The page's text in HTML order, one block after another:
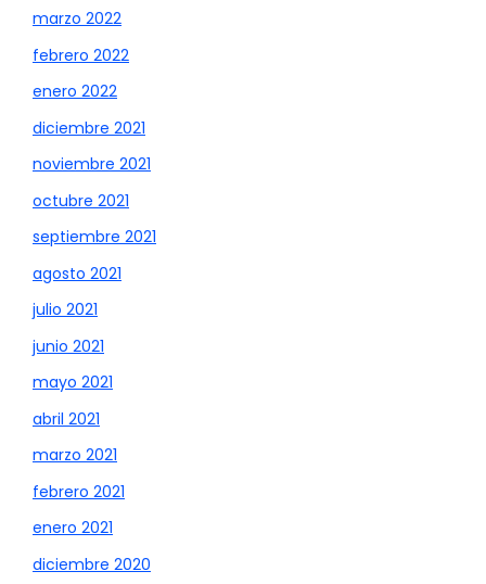
marzo 2022
febrero 2022
enero 2022
diciembre 2021
noviembre 2021
octubre 2021
septiembre 2021
agosto 2021
julio 2021
junio 2021
mayo 2021
abril 2021
marzo 2021
febrero 2021
enero 2021
diciembre 2020